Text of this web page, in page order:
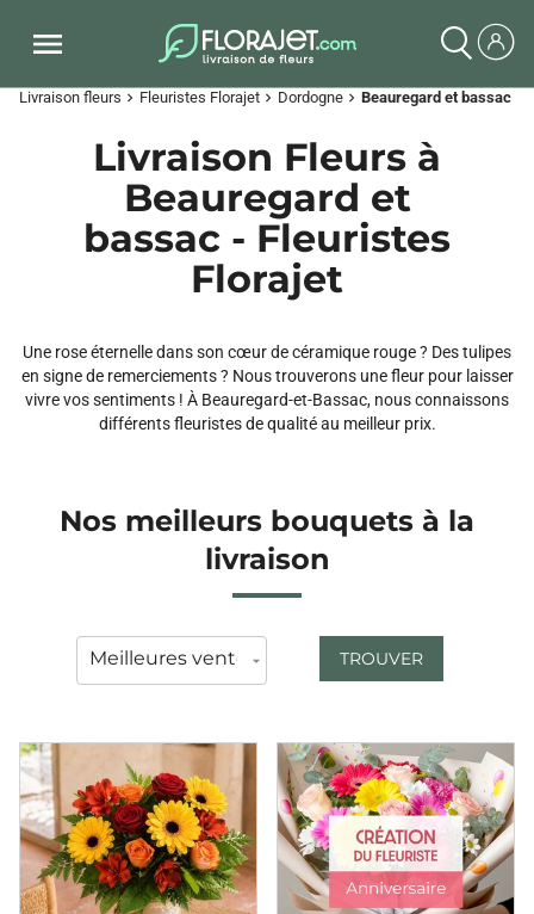
Livraison fleurs chevron_right Fleuristes Florajet chevron_right Dordogne chevron_right Beauregard et bassac
Livraison Fleurs à
Beauregard et
bassac - Fleuristes
Florajet
Une rose éternelle dans son cœur de céramique rouge ? Des tulipes
en signe de remerciements ? Nous trouverons une fleur pour laisser
vivre vos sentiments ! À Beauregard-et-Bassac, nous connaissons
différents fleuristes de qualité au meilleur prix.
Nos meilleurs bouquets à la
livraison
TROUVER